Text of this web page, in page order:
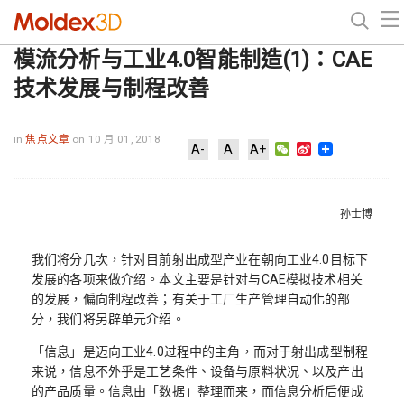
模流分析与工业4.0智能制造(1)：CAE
技术发展与制程改善
in焦点文章 on 10 月 01, 2018
A- A A+ WeChat
Sina
孙士博
我们将分几次，针对目前射出成型产业在朝向工业4.0目标下
发展的各项来做介绍。本文主要是针对与CAE模拟技术相关
的发展，偏向制程改善；有关于工厂生产管理自动化的部
分，我们将另辟单元介绍。
「信息」是迈向工业4.0过程中的主角，而对于射出成型制程
来说，信息不外乎是工艺条件、设备与原料状况、以及产出
的产品质量。信息由「数据」整理而来，而信息分析后便成